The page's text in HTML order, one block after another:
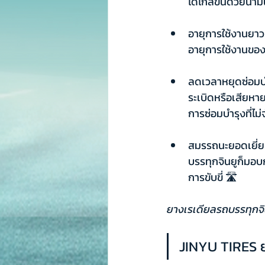
อายุการใช้งานย
อายุการใช้งานข
ลดเวลาหยุดซ่อม
ระเบิดหรือเสียหา
การซ่อมบำรุงที่ไ
สมรรถนะยอดเยี่
บรรทุกจินยูก็มอบ
การขับขี่ 🛣️
ยางเรเดียลรถบรรทุ
JINYU TIRES